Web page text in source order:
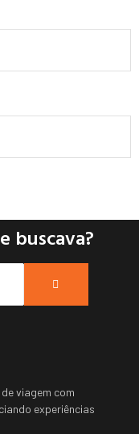
buscava?
viagem com
experiências